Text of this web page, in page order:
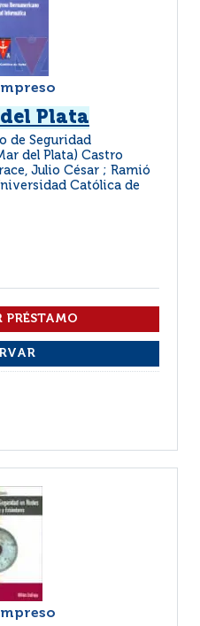
Plata
de Seguridad
del Plata) Castro
Julio César ; Ramió
Católica de